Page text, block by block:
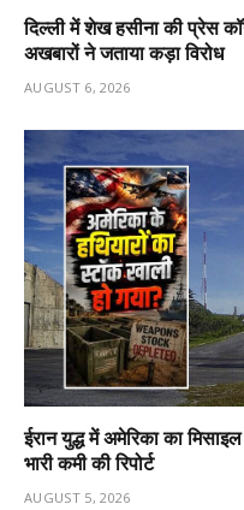
दिल्ली में शेख हसीना की प्रेस
अखबारों ने जताया कड़ा विरोध
AUGUST 6, 2026
ईरान युद्ध में अमेरिका का
भारी कमी की रिपोर्ट
AUGUST 5, 2026